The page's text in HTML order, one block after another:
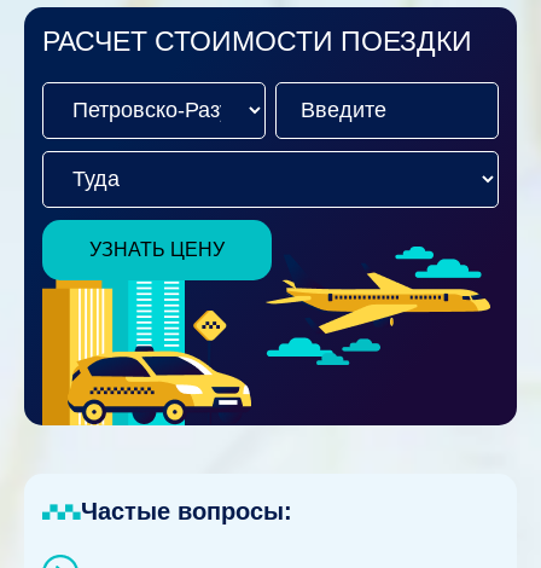
РАСЧЕТ СТОИМОСТИ ПОЕЗДКИ
УЗНАТЬ ЦЕНУ
Частые вопросы: